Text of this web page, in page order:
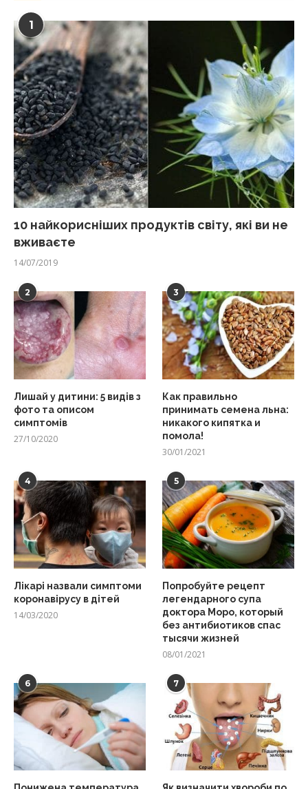
1
10 найкорисніших продуктів світу, які ви не
вживаєте
14/07/2019
2
Лишай у дитини: 5 видів з
фото та описом
симптомів
27/10/2020
3
Как правильно
принимать семена льна:
никакого кипятка и
помола!
30/01/2021
4
Лікарі назвали симптоми
коронавірусу в дітей
14/03/2020
5
Попробуйте рецепт
легендарного супа
доктора Моро, который
без антибиотиков спас
тысячи жизней
08/01/2021
6 7